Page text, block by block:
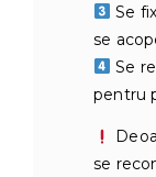
Se
se
Se
pentru
se